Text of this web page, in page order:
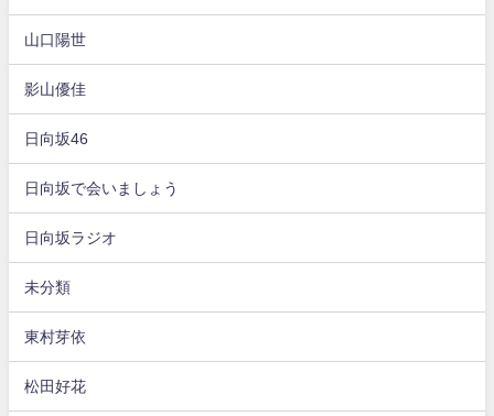
山口陽世
影山優佳
日向坂46
日向坂で会いましょう
日向坂ラジオ
未分類
東村芽依
松田好花